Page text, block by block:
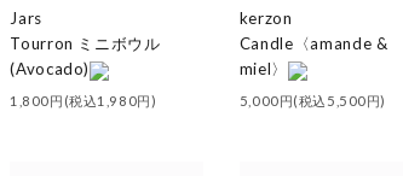
Jars
Tourron ミニボウル
(Avocado)
1,800円(税込1,980円)
kerzon
Candle〈amande &
miel〉
5,000円(税込5,500円)